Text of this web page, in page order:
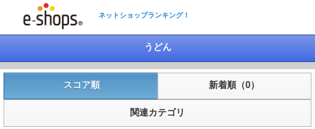
ネットショップランキング！
うどん
スコア順 新着順（0）
関連カテゴリ